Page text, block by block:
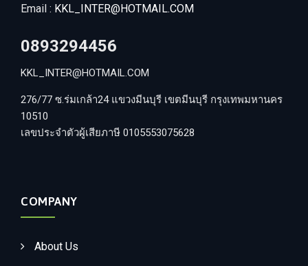
Email : KKL_INTER@HOTMAIL.COM
0893294456
KKL_INTER@HOTMAIL.COM
276/77 ซ.ร่มเกล้า24 แขวงมีนบุรี เขตมีนบุรี กรุงเทพมหานคร
10510
เลขประจำตัวผู้เสียภาษี 0105553075628
COMPANY
About Us